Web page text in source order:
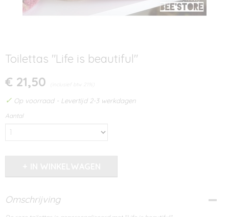
Toilettas "Life is beautiful"
€ 21,50 (inclusief btw 21%)
✓ Op voorraad - Levertijd 2-3 werkdagen
Aantal
Omschrijving